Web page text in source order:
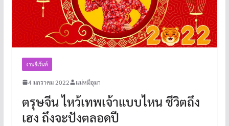
งานอีเว้นท์
4 มกราคม 2022 แม่หมีอุมา
ตรุษจีน ไหว้เทพเจ้าแบบไหน ชีวิตถึง
เฮง ถึงจะปังตลอดปี